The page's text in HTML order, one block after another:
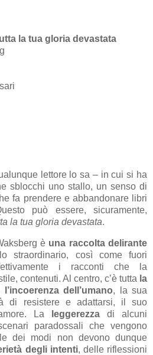
la tua gloria devastata
lettore lo sa – in cui si ha
sblocchi uno stallo, un senso di
fa prendere e abbandonare libri
può essere, sicuramente,
la tua gloria devastata.
è una raccolta delirante
straordinario, così come fuori
i racconti che la
contenuti. Al centro, c’è tutta la
dell’umano, la sua
di resistere e adattarsi, il suo
La
leggerezza di alcuni
paradossali che vengono
dei modi non devono dunque
degli intenti, delle riflessioni